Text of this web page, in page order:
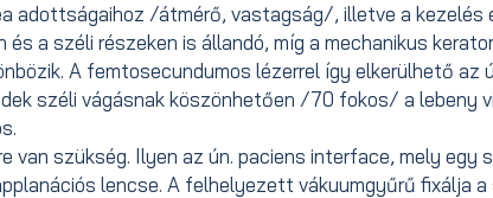
adottságaihoz /átmérő, vastagság/, illetve a kezelés
a széli részeken is állandó, míg a mechanikus
A femtosecundumos lézerrel így elkerülhető az
széli vágásnak köszönhetően /70 fokos/ a lebeny
van szükség. Ilyen az ún. paciens interface, mely egy
lencse. A felhelyezett vákuumgyűrű fixálja